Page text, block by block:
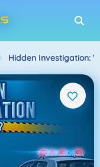
Hidden Investigation: